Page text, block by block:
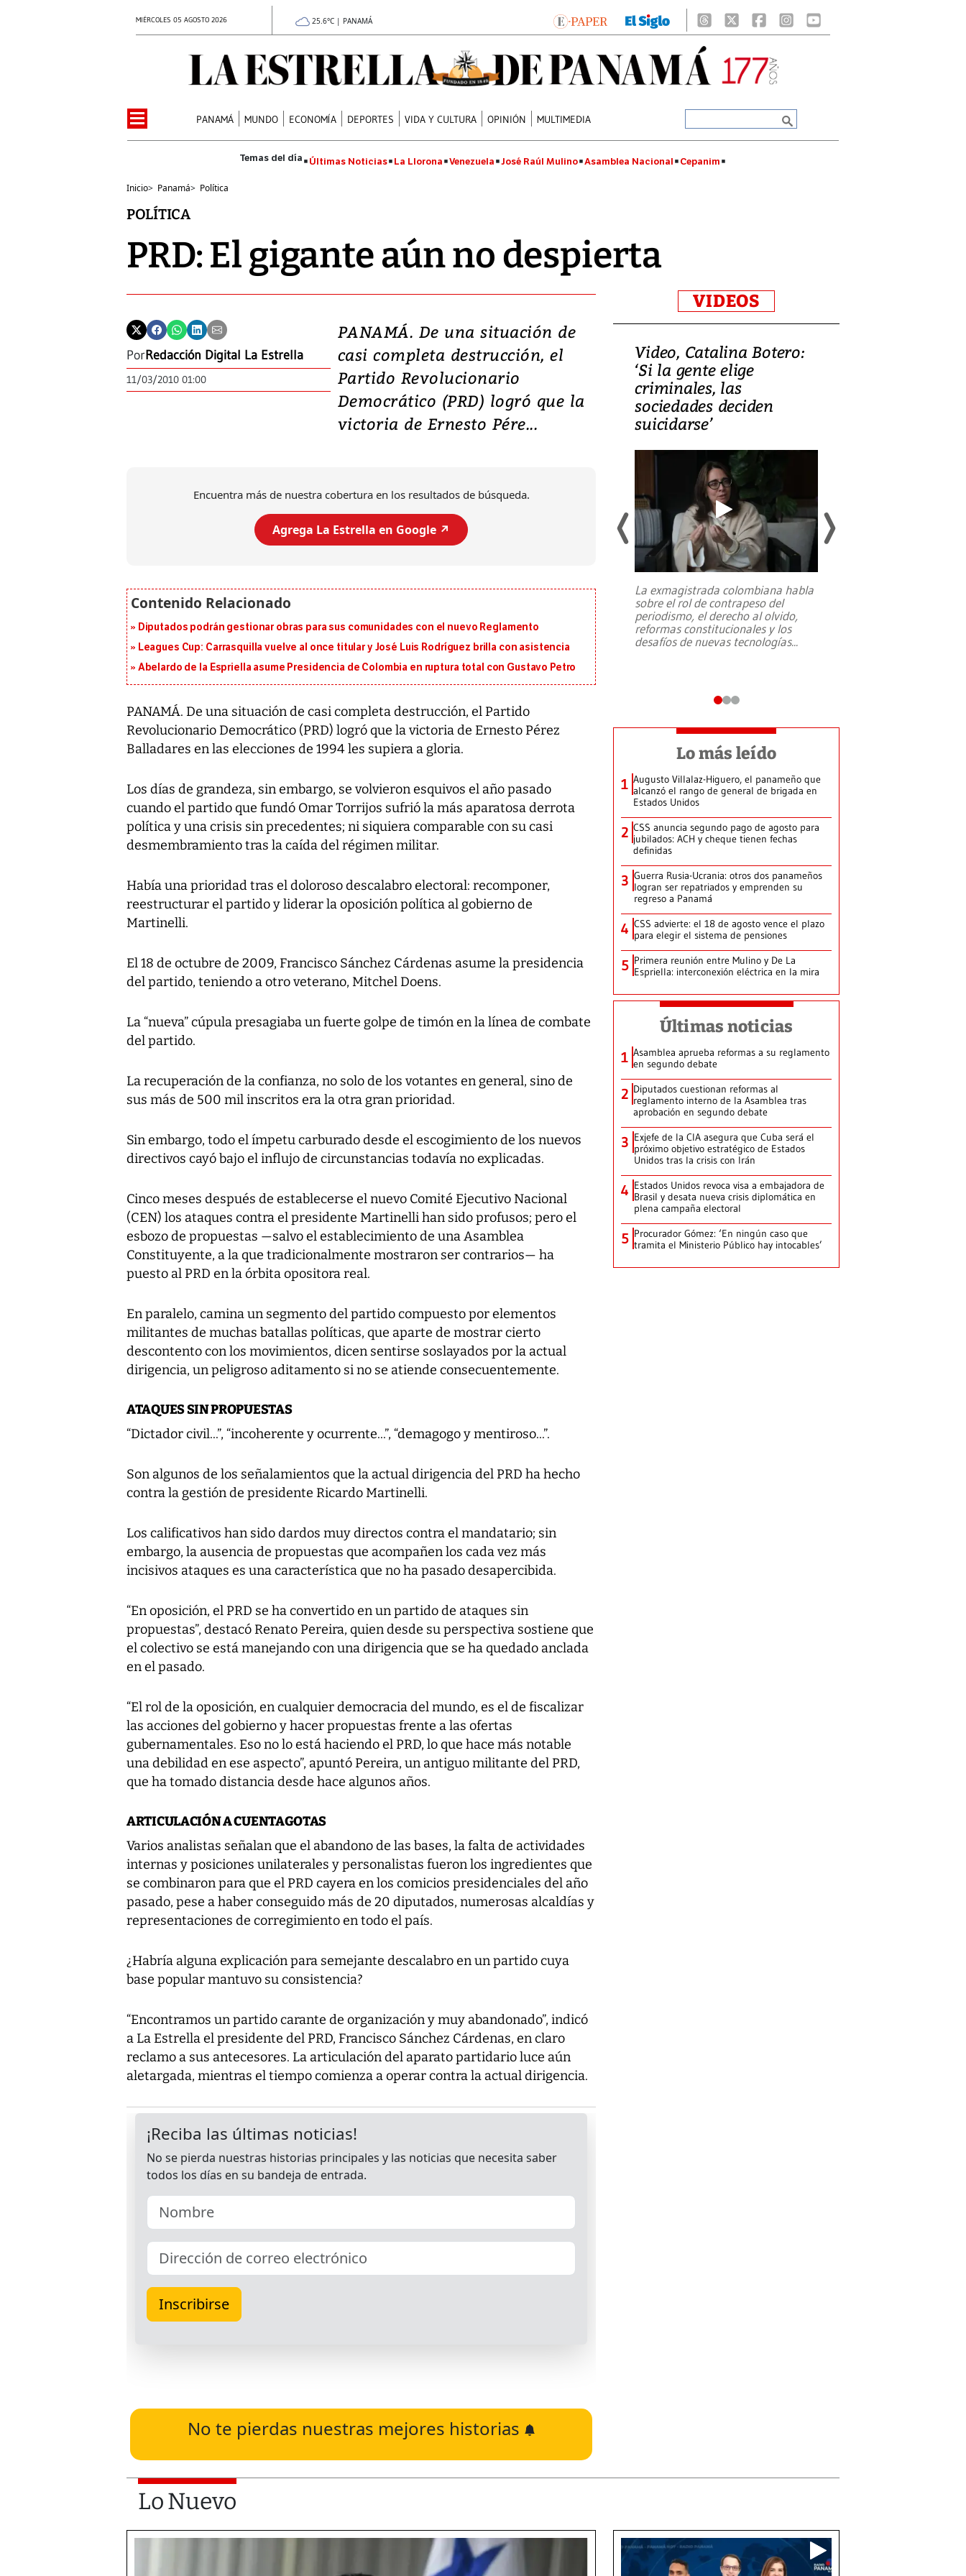
MIÉRCOLES 05 AGOSTO 2026 25.6°C | PANAMÁ
PANAMÁ MUNDO ECONOMÍA DEPORTES VIDA Y CULTURA OPINIÓN MULTIMEDIA
Últimas Noticias La Llorona Venezuela José Raúl Mulino Asamblea Nacional Cepanim
Inicio> Panamá> Política
POLÍTICA
PRD: El gigante aún no despierta
PorRedacción Digital La Estrella
11/03/2010 01:00
PANAMÁ. De una situación de
casi completa destrucción, el
Partido Revolucionario
Democrático (PRD) logró que la
victoria de Ernesto Pére...
Encuentra más de nuestra cobertura en los resultados de búsqueda.
Agrega La Estrella en Google ↗️
Diputados podrán gestionar obras para sus comunidades con el nuevo Reglamento
Leagues Cup: Carrasquilla vuelve al once titular y José Luis Rodríguez brilla con asistencia
Abelardo de la Espriella asume Presidencia de Colombia en ruptura total con Gustavo Petro
PANAMÁ. De una situación de casi completa destrucción, el Partido
Revolucionario Democrático (PRD) logró que la victoria de Ernesto Pérez
Balladares en las elecciones de 1994 les supiera a gloria.
Los días de grandeza, sin embargo, se volvieron esquivos el año pasado
cuando el partido que fundó Omar Torrijos sufrió la más aparatosa derrota
política y una crisis sin precedentes; ni siquiera comparable con su casi
desmembramiento tras la caída del régimen militar.
Había una prioridad tras el doloroso descalabro electoral: recomponer,
reestructurar el partido y liderar la oposición política al gobierno de
Martinelli.
El 18 de octubre de 2009, Francisco Sánchez Cárdenas asume la presidencia
del partido, teniendo a otro veterano, Mitchel Doens.
La “nueva” cúpula presagiaba un fuerte golpe de timón en la línea de combate
del partido.
La recuperación de la confianza, no solo de los votantes en general, sino de
sus más de 500 mil inscritos era la otra gran prioridad.
Sin embargo, todo el ímpetu carburado desde el escogimiento de los nuevos
directivos cayó bajo el influjo de circunstancias todavía no explicadas.
Cinco meses después de establecerse el nuevo Comité Ejecutivo Nacional
(CEN) los ataques contra el presidente Martinelli han sido profusos; pero el
esbozo de propuestas —salvo el establecimiento de una Asamblea
Constituyente, a la que tradicionalmente mostraron ser contrarios— ha
puesto al PRD en la órbita opositora real.
En paralelo, camina un segmento del partido compuesto por elementos
militantes de muchas batallas políticas, que aparte de mostrar cierto
descontento con los movimientos, dicen sentirse soslayados por la actual
dirigencia, un peligroso aditamento si no se atiende consecuentemente.
ATAQUES SIN PROPUESTAS
“Dictador civil...”, “incoherente y ocurrente...”, “demagogo y mentiroso...”.
Son algunos de los señalamientos que la actual dirigencia del PRD ha hecho
contra la gestión de presidente Ricardo Martinelli.
Los calificativos han sido dardos muy directos contra el mandatario; sin
embargo, la ausencia de propuestas que acompañen los cada vez más
incisivos ataques es una característica que no ha pasado desapercibida.
“En oposición, el PRD se ha convertido en un partido de ataques sin
propuestas”, destacó Renato Pereira, quien desde su perspectiva sostiene que
el colectivo se está manejando con una dirigencia que se ha quedado anclada
en el pasado.
“El rol de la oposición, en cualquier democracia del mundo, es el de fiscalizar
las acciones del gobierno y hacer propuestas frente a las ofertas
gubernamentales. Eso no lo está haciendo el PRD, lo que hace más notable
una debilidad en ese aspecto”, apuntó Pereira, un antiguo militante del PRD,
que ha tomado distancia desde hace algunos años.
ARTICULACIÓN A CUENTAGOTAS
Varios analistas señalan que el abandono de las bases, la falta de actividades
internas y posiciones unilaterales y personalistas fueron los ingredientes que
se combinaron para que el PRD cayera en los comicios presidenciales del año
pasado, pese a haber conseguido más de 20 diputados, numerosas alcaldías y
representaciones de corregimiento en todo el país.
¿Habría alguna explicación para semejante descalabro en un partido cuya
base popular mantuvo su consistencia?
“Encontramos un partido carante de organización y muy abandonado”, indicó
a La Estrella el presidente del PRD, Francisco Sánchez Cárdenas, en claro
reclamo a sus antecesores. La articulación del aparato partidario luce aún
aletargada, mientras el tiempo comienza a operar contra la actual dirigencia.
No te pierdas nuestras mejores historias
VIDEOS
Video, Japón: Terremoto
deja heridos y graves
daños en Kumamoto
al sur de Japón, provocando una
Video, Catalina Botero:
‘Si la gente elige
criminales, las
sociedades deciden
suicidarse’
La exmagistrada colombiana habla
sobre el rol de contrapeso del
periodismo, el derecho al olvido,
reformas constitucionales y los
desafíos de nuevas tecnologías...
Lo más leído
1 Augusto Villalaz-Higuero, el panameño que
alcanzó el rango de general de brigada en
Estados Unidos
2 CSS anuncia segundo pago de agosto para
jubilados: ACH y cheque tienen fechas
definidas
3 Guerra Rusia-Ucrania: otros dos panameños
logran ser repatriados y emprenden su
regreso a Panamá
4 CSS advierte: el 18 de agosto vence el plazo
para elegir el sistema de pensiones
5 Primera reunión entre Mulino y De La
Espriella: interconexión eléctrica en la mira
Últimas noticias
1 Asamblea aprueba reformas a su reglamento
en segundo debate
2 Diputados cuestionan reformas al
reglamento interno de la Asamblea tras
aprobación en segundo debate
3 Exjefe de la CIA asegura que Cuba será el
próximo objetivo estratégico de Estados
Unidos tras la crisis con Irán
4 Estados Unidos revoca visa a embajadora de
Brasil y desata nueva crisis diplomática en
plena campaña electoral
5 Procurador Gómez: ‘En ningún caso que
tramita el Ministerio Público hay intocables’
Lo Nuevo